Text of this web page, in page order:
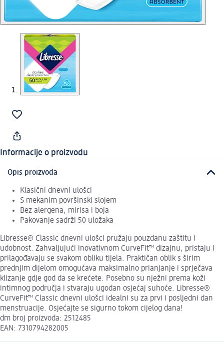
Informacije o proizvodu
Opis proizvoda
Klasični dnevni ulošci
S mekanim površinski slojem
Bez alergena, mirisa i boja
Pakovanje sadrži 50 uložaka
Libresse® Classic dnevni ulošci pružaju pouzdanu zaštitu i
udobnost. Zahvaljujući inovativnom CurveFit™ dizajnu, pristaju i
prilagođavaju se svakom obliku tijela. Praktičan oblik s širim
prednjim dijelom omogućava maksimalno prianjanje i sprječava
klizanje gdje god da se krećete. Posebno su nježni prema koži
intimnog područja i stvaraju ugodan osjećaj suhoće. Libresse®
CurveFit™ Classic dnevni ulošci idealni su za prvi i posljedni dan
menstruacije. Osjećajte se sigurno tokom cijelog dana!
dm broj proizvoda: 2512485
EAN: 7310794282005